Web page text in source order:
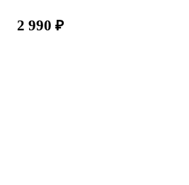
2 990 ₽